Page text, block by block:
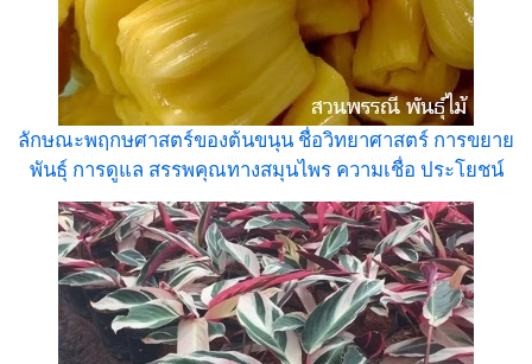
ลักษณะพฤกษศาสตร์ของต้นขนุน ชื่อวิทยาศาสตร์ การขยาย
พันธุ์ การดูแล สรรพคุณทางสมุนไพร ความเชื่อ ประโยชน์